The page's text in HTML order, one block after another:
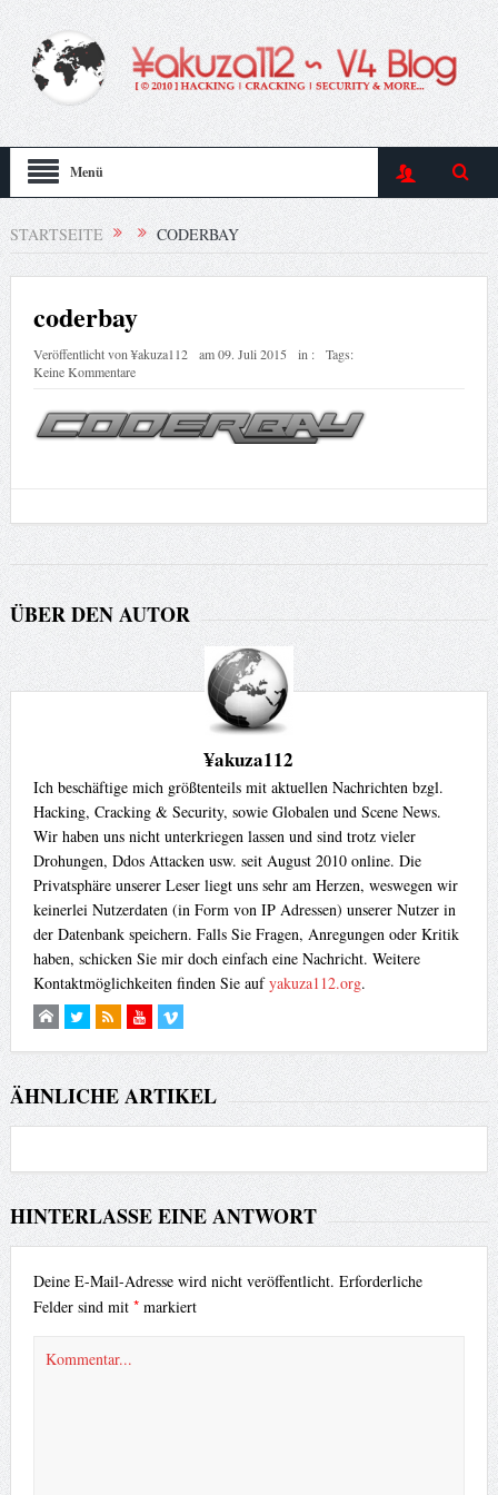
Menü
STARTSEITE CODERBAY
coderbay
Veröffentlicht von¥akuza112 am09. Juli 2015 in :
Tags:
Keine Kommentare
ÜBER DEN AUTOR
¥akuza112
Ich beschäftige mich größtenteils mit aktuellen Nachrichten bzgl.
Hacking, Cracking & Security, sowie Globalen und Scene News.
Wir haben uns nicht unterkriegen lassen und sind trotz vieler
Drohungen, Ddos Attacken usw. seit August 2010 online. Die
Privatsphäre unserer Leser liegt uns sehr am Herzen, weswegen wir
keinerlei Nutzerdaten (in Form von IP Adressen) unserer Nutzer in
der Datenbank speichern. Falls Sie Fragen, Anregungen oder Kritik
haben, schicken Sie mir doch einfach eine Nachricht. Weitere
Kontaktmöglichkeiten finden Sie aufyakuza112.org.
ÄHNLICHE ARTIKEL
HINTERLASSE EINE ANTWORT
Deine E-Mail-Adresse wird nicht veröffentlicht. Erforderliche
Felder sind mit *markiert